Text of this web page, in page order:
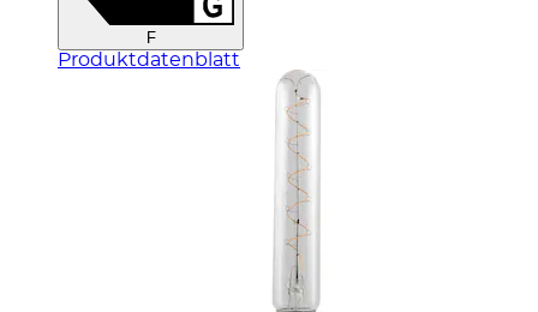
F
Produktdatenblatt